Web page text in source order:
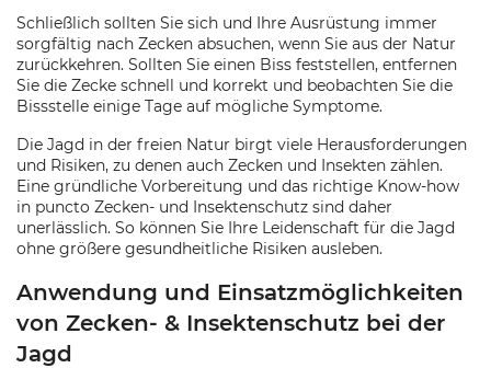
Schließlich sollten Sie sich und Ihre Ausrüstung immer
sorgfältig nach Zecken absuchen, wenn Sie aus der Natur
zurückkehren. Sollten Sie einen Biss feststellen, entfernen
Sie die Zecke schnell und korrekt und beobachten Sie die
Bissstelle einige Tage auf mögliche Symptome.
Die Jagd in der freien Natur birgt viele Herausforderungen
und Risiken, zu denen auch Zecken und Insekten zählen.
Eine gründliche Vorbereitung und das richtige Know-how
in puncto Zecken- und Insektenschutz sind daher
unerlässlich. So können Sie Ihre Leidenschaft für die Jagd
ohne größere gesundheitliche Risiken ausleben.
Anwendung und Einsatzmöglichkeiten
von Zecken- & Insektenschutz bei der
Jagd